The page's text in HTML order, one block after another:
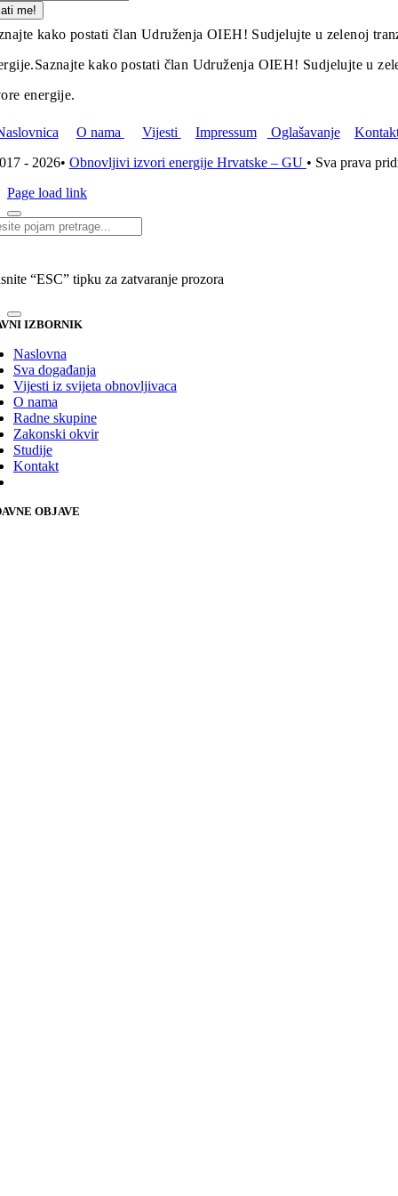
me!
kako postati član Udruženja OIEH! Sudjelujte u zelenoj
Saznajte kako postati član Udruženja OIEH! Sudjelujte u
energije.
O nama Vijesti Impressum Oglašavanje
- 2026• Obnovljivi izvori energije Hrvatske – GU • Sva prava
Page load link
“ESC” tipku za zatvaranje prozora
IZBORNIK
Naslovna
Sva događanja
Vijesti iz svijeta obnovljivaca
O nama
Radne skupine
Zakonski okvir
Studije
Kontakt
OBJAVE